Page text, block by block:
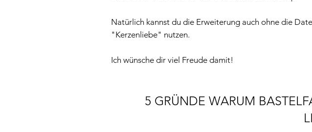
Natürlich kannst du die Erweiterung auch ohne die
"Kerzenliebe" nutzen.
Ich wünsche dir viel Freude damit!
5 GRÜNDE WARUM